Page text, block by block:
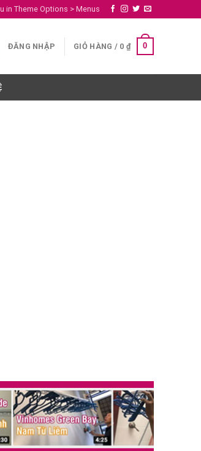
in Theme Options > Menus
ĐĂNG NHẬP GIỎ HÀNG / 0 ₫ 0